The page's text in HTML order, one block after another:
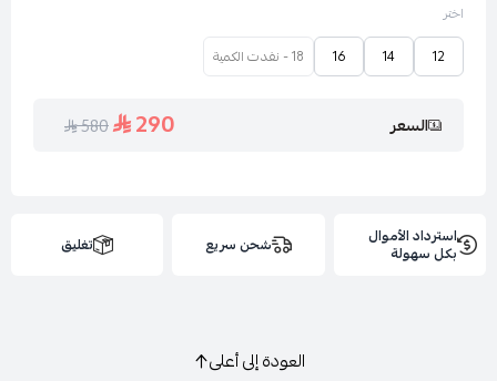
اختر
12
14
16 18 - نفدت الكمية
السعر 290
580
استرداد الأموال
بكل سهولة شحن سريع تغليق
العودة إلى أعلى